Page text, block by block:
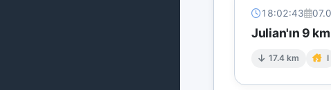
18:02:43
Julian'ın 9
17.4 km I